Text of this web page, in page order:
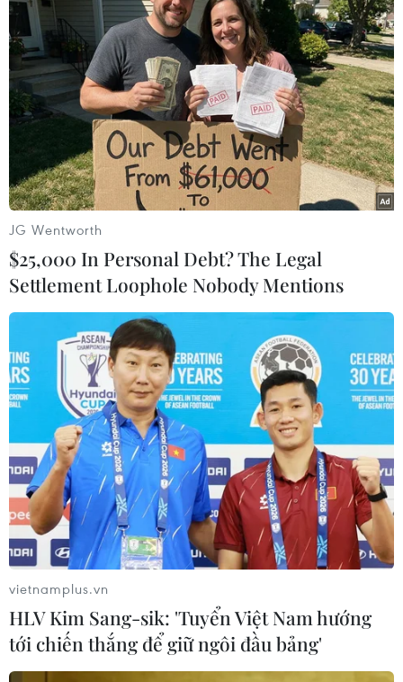
JG Wentworth
$25,000 In Personal Debt? The Legal
Settlement Loophole Nobody Mentions
vietnamplus.vn
HLV Kim Sang-sik: 'Tuyển Việt Nam hướng
tới chiến thắng để giữ ngôi đầu bảng'